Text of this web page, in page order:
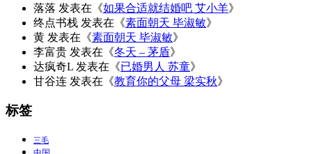
落落 发表在《如果合适就结婚吧 艾小羊》
终点书栈 发表在《素面朝天 毕淑敏》
黄 发表在《素面朝天 毕淑敏》
李富贵 发表在《冬天 – 茅盾》
达疯奇L 发表在《已婚男人 苏童》
甘谷连 发表在《教育你的父母 梁实秋》
标签
三毛